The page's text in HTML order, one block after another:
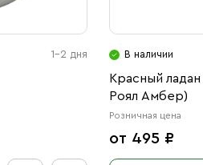
1-2 дня В наличии
Красный
Роял Амбер)
Розничная цена
от 495 ₽